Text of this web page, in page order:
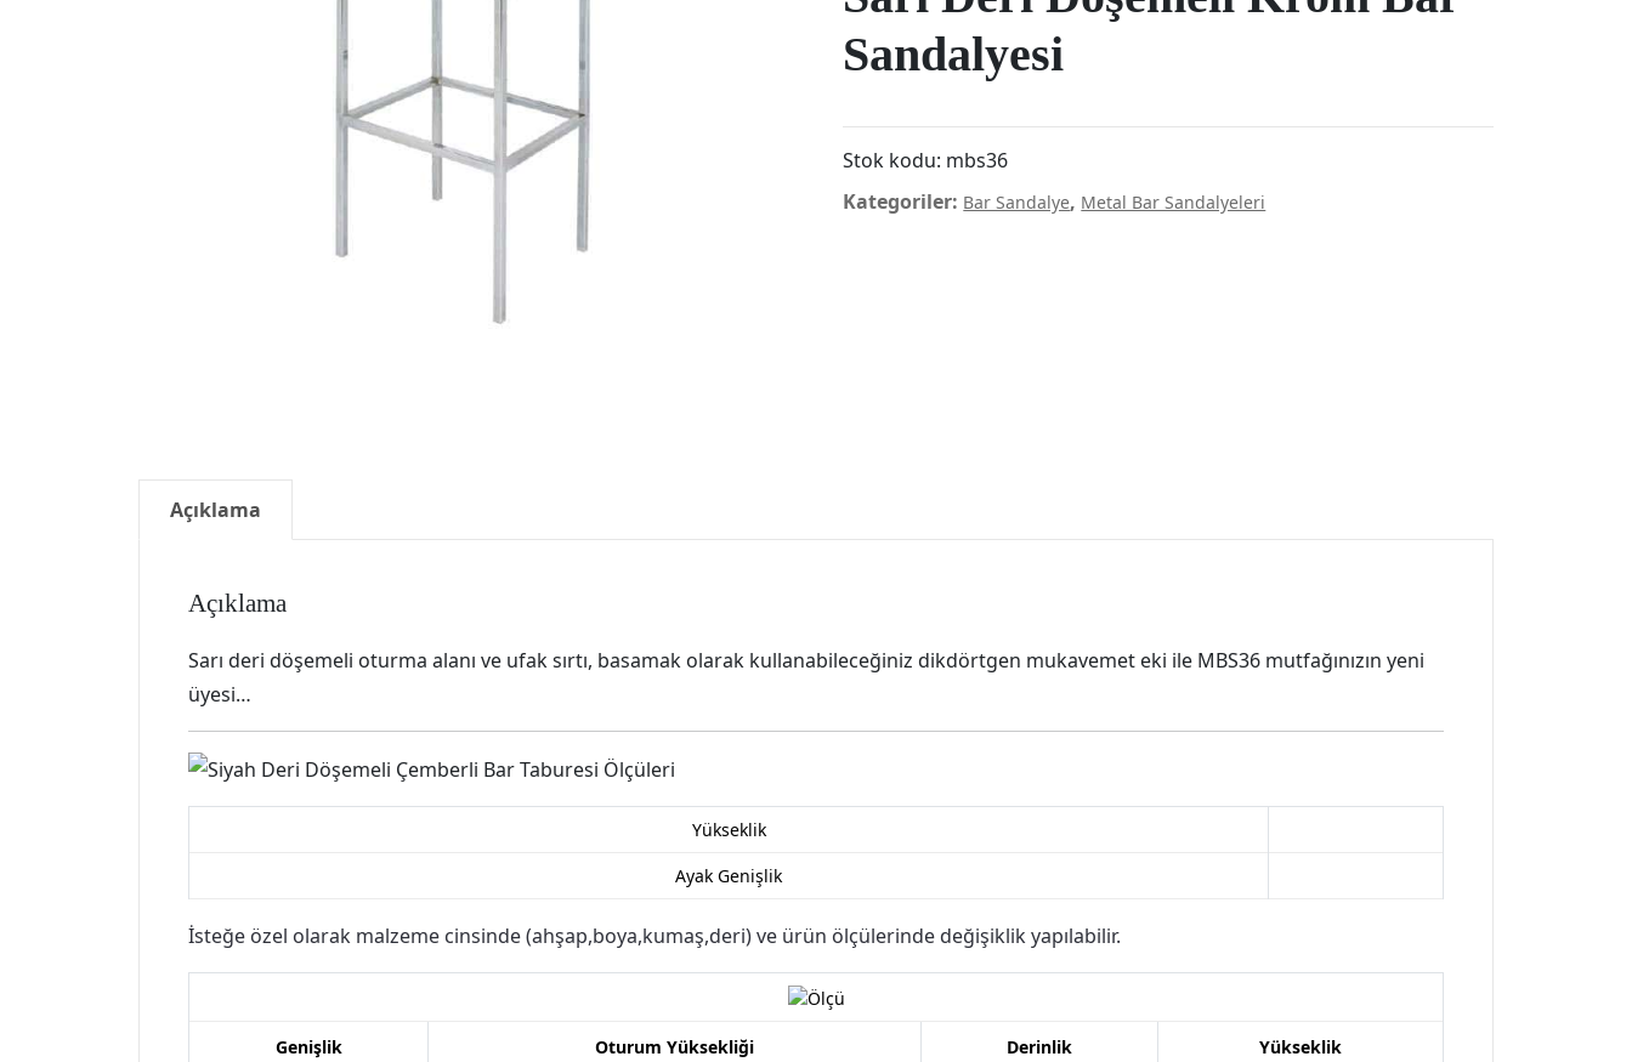
Sandalyesi
Stok kodu: mbs36
Kategoriler: Bar Sandalye, Metal Bar Sandalyeleri
Açıklama
Açıklama
Sarı deri döşemeli oturma alanı ve ufak sırtı, basamak olarak kullanabileceğiniz dikdörtgen mukavemet eki ile MBS36 mutfağınızın yeni
üyesi…
Yükseklik
Ayak Genişlik
İsteğe özel olarak malzeme cinsinde (ahşap,boya,kumaş,deri) ve ürün ölçülerinde değişiklik yapılabilir.
Genişlik Oturum Yüksekliği Derinlik Yükseklik